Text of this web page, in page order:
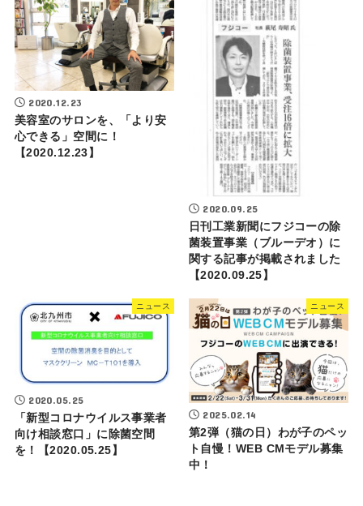
2020.12.23
美容室のサロンを、「より安
心できる」空間に！
【2020.12.23】
2020.09.25
日刊工業新聞にフジコーの除
菌装置事業（ブルーデオ）に
関する記事が掲載されました
【2020.09.25】
ニュース
2020.05.25
「新型コロナウイルス事業者
向け相談窓口」に除菌空間
を！【2020.05.25】
ニュース
2025.02.14
第2弾（猫の日）わが子のペッ
ト自慢！WEB CMモデル募集
中！